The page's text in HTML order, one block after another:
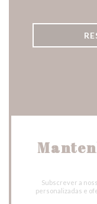
Subscrever a
personalizadas e